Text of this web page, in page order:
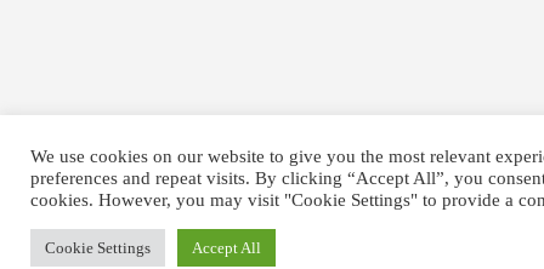
We use cookies on our website to give you the most relevant
preferences and repeat visits. By clicking “Accept All”, you
cookies. However, you may visit "Cookie Settings" to provide a
Cookie Settings Accept All